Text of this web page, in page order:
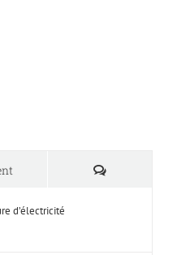
Comments
d’électricité